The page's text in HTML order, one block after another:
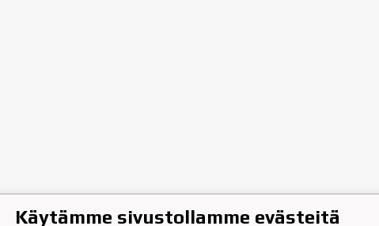
Käytämme sivustollamme evästeitä